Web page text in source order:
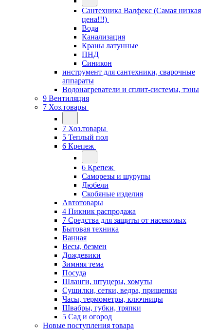
Сантехника Валфекс (Самая низкая
цена!!!)
Вода
Канализация
Краны латунные
ПНД
Синикон
инструмент для сантехники, сварочные
аппараты
Водонагреватели и сплит-системы, тэны
9 Вентиляция
7 Хоз.товары
7 Хоз.товары
5 Теплый пол
6 Крепеж
6 Крепеж
Саморезы и шурупы
Дюбели
Скобяные изделия
Автотовары
4 Пикник распродажа
7 Средства для защиты от насекомых
Бытовая техника
Ванная
Весы, безмен
Дождевики
Зимняя тема
Посуда
Шланги, штуцеры, хомуты
Сушилки, сетки, ведра, прищепки
Часы, термометры, ключницы
Швабры, губки, тряпки
5 Сад и огород
Новые поступления товара